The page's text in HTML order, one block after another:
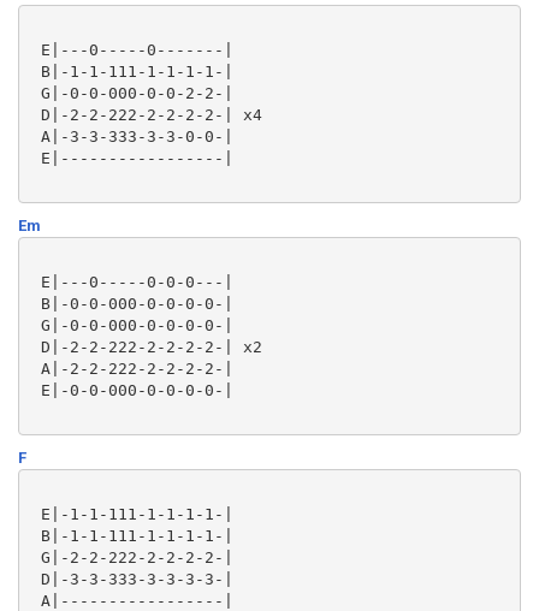
E|---0-----0-------|
B|-1-1-111-1-1-1-1-|
G|-0-0-000-0-0-2-2-|
D|-2-2-222-2-2-2-2-| x4
A|-3-3-333-3-3-0-0-|
E|-----------------|
Em
E|---0-----0-0-0---|
B|-0-0-000-0-0-0-0-|
G|-0-0-000-0-0-0-0-|
D|-2-2-222-2-2-2-2-| x2
A|-2-2-222-2-2-2-2-|
E|-0-0-000-0-0-0-0-|
F
E|-1-1-111-1-1-1-1-|
B|-1-1-111-1-1-1-1-|
G|-2-2-222-2-2-2-2-|
D|-3-3-333-3-3-3-3-|
A|-----------------|